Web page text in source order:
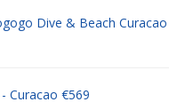
Dive & Beach Curacao
Curacao €569